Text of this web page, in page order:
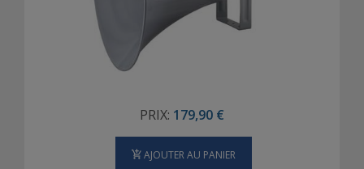
PRIX: 179,90 €
AJOUTER AU PANIER